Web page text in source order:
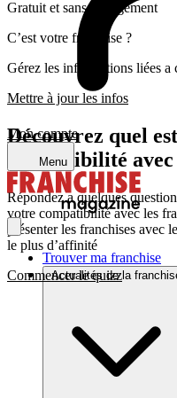
Mon compte
Menu
Trouver ma franchise
Actualités de la
Gratuit et sans engagement
C’est votre franchise ?
Gérez les informations liées a
Mettre à jour les infos
Découvrez quel
compatibilité
Répondez a quelques
votre compatibilité avec les
présenter les franchises avec
le plus d’affinité
Commencer le quizz